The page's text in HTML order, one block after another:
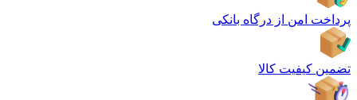
پرداخت امن از درگاه بانکی
تضمین کیفیت کالا